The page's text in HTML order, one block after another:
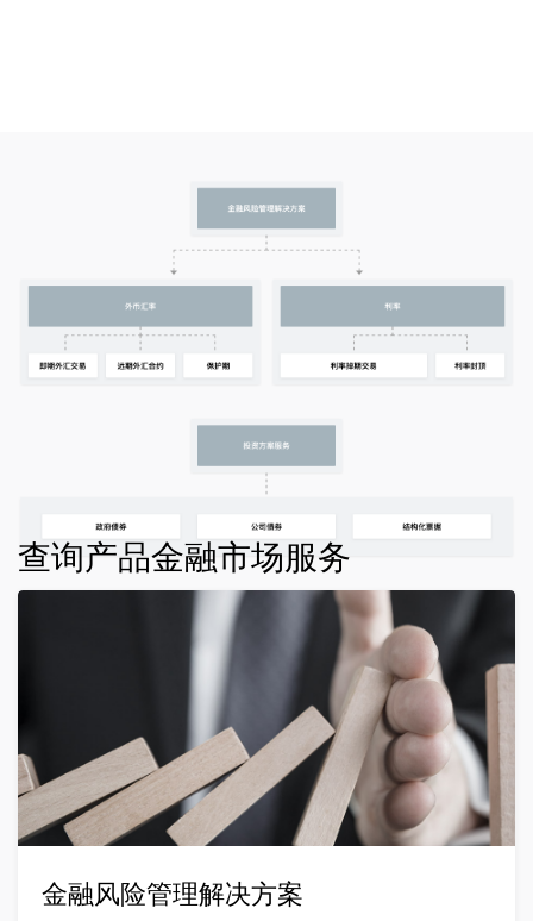
查询产品金融市场服务
金融风险管理解决方案